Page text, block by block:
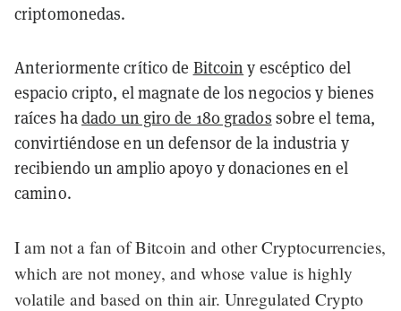
criptomonedas.
Anteriormente crítico de Bitcoin y escéptico del
espacio cripto, el magnate de los negocios y bienes
raíces hadado un giro de 180 grados sobre el tema,
convirtiéndose en un defensor de la industria y
recibiendo un amplio apoyo y donaciones en el
camino.
I am not a fan of Bitcoin and other Cryptocurrencies,
which are not money, and whose value is highly
volatile and based on thin air. Unregulated Crypto